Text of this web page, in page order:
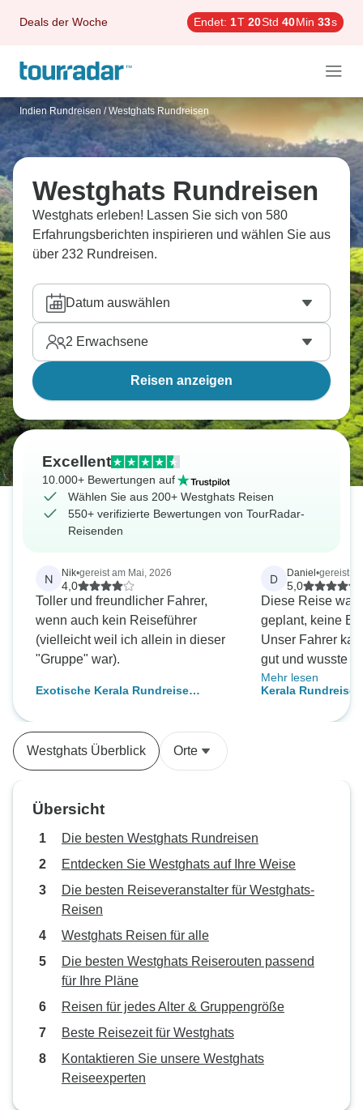
Deals der Woche Endet: 1T 20Std 40Min 31s
Indien Rundreisen / Westghats Rundreisen
Westghats Rundreisen
Westghats erleben! Lassen Sie sich von 580
Erfahrungsberichten inspirieren und wählen Sie aus
über 232 Rundreisen.
Datum auswählen
2 Erwachsene
Reisen anzeigen
Excellent
10.000+ Bewertungen auf
Wählen Sie aus 200+ Westghats Reisen
550+ verifizierte Bewertungen von TourRadar-
Reisenden
N Nik•gereist am Mai, 2026
4,0
Toller und freundlicher Fahrer,
wenn auch kein Reiseführer
(vielleicht weil ich allein in dieser
"Gruppe" war).
Exotische Kerala Rundreise
D Daniel •gereist
5,0
Diese Reise war
geplant, keine
Unser Fahrer
gut und wusste
gute Aussichten
Das Hotel in
friedliches
Mehr lesen
Kerala Rundreise
Westghats Überblick Orte
Übersicht
Die besten Westghats Rundreisen
Entdecken Sie Westghats auf Ihre Weise
Die besten Reiseveranstalter für Westghats-
Reisen
Westghats Reisen für alle
Die besten Westghats Reiserouten passend
für Ihre Pläne
Reisen für jedes Alter & Gruppengröße
Beste Reisezeit für Westghats
Kontaktieren Sie unsere Westghats
Reiseexperten